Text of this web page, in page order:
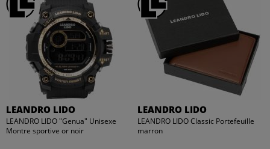
LEANDRO LIDO
LEANDRO LIDO "Genua" Unisexe
Montre sportive or noir
LEANDRO LIDO
LEANDRO LIDO Classic Portefeuille
marron